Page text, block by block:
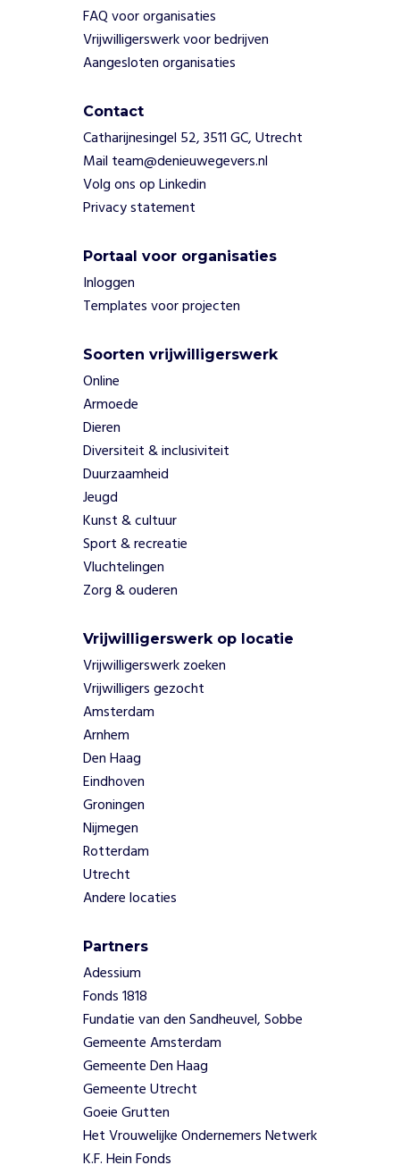
FAQ voor organisaties
Vrijwilligerswerk voor bedrijven
Aangesloten organisaties
Contact
Catharijnesingel 52, 3511 GC, Utrecht
Mail team@denieuwegevers.nl
Volg ons op Linkedin
Privacy statement
Portaal voor organisaties
Inloggen
Templates voor projecten
Soorten vrijwilligerswerk
Online
Armoede
Dieren
Diversiteit & inclusiviteit
Duurzaamheid
Jeugd
Kunst & cultuur
Sport & recreatie
Vluchtelingen
Zorg & ouderen
Vrijwilligerswerk op locatie
Vrijwilligerswerk zoeken
Vrijwilligers gezocht
Amsterdam
Arnhem
Den Haag
Eindhoven
Groningen
Nijmegen
Rotterdam
Utrecht
Andere locaties
Partners
Adessium
Fonds 1818
Fundatie van den Sandheuvel, Sobbe
Gemeente Amsterdam
Gemeente Den Haag
Gemeente Utrecht
Goeie Grutten
Het Vrouwelijke Ondernemers Netwerk
K.F. Hein Fonds